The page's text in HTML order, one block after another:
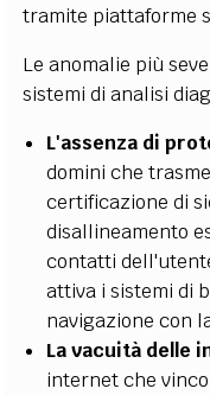
tramite piattaforme
Le anomalie più
sistemi di analisi
L'assenza di
domini che
certificazione di
disallineamento
contatti
attiva i sistemi di
navigazione con
La vacuità delle
internet che